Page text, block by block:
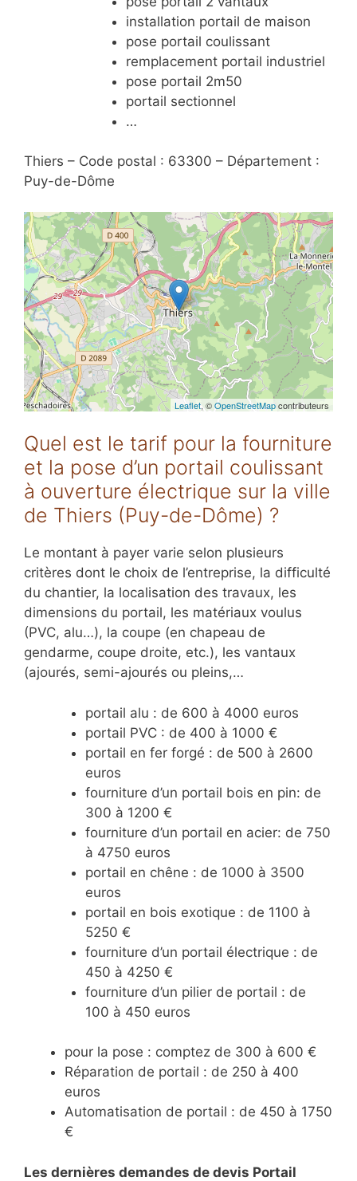
installation portail de maison
pose portail coulissant
remplacement portail industriel
pose portail 2m50
portail sectionnel
…
Thiers – Code postal : 63300 – Département :
Puy-de-Dôme
Leaflet, ©OpenStreetMapcontributeurs
Quel est le tarif pour la fourniture
et la pose d’un portail coulissant
à ouverture électrique sur la ville
de Thiers (Puy-de-Dôme) ?
Le montant à payer varie selon plusieurs
critères dont le choix de l’entreprise, la difficulté
du chantier, la localisation des travaux, les
dimensions du portail, les matériaux voulus
(PVC, alu…), la coupe (en chapeau de
gendarme, coupe droite, etc.), les vantaux
(ajourés, semi-ajourés ou pleins,…
portail alu : de 600 à 4000 euros
portail PVC : de 400 à 1000 €
portail en fer forgé : de 500 à 2600
euros
fourniture d’un portail bois en pin: de
300 à 1200 €
fourniture d’un portail en acier: de 750
à 4750 euros
portail en chêne : de 1000 à 3500
euros
portail en bois exotique : de 1100 à
5250 €
fourniture d’un portail électrique : de
450 à 4250 €
fourniture d’un pilier de portail : de
100 à 450 euros
pour la pose : comptez de 300 à 600 €
Réparation de portail : de 250 à 400
euros
Automatisation de portail : de 450 à 1750
€
Les dernières demandes de devis Portail